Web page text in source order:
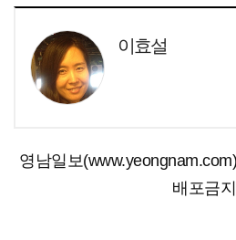
이효설
영남일보
배포금지